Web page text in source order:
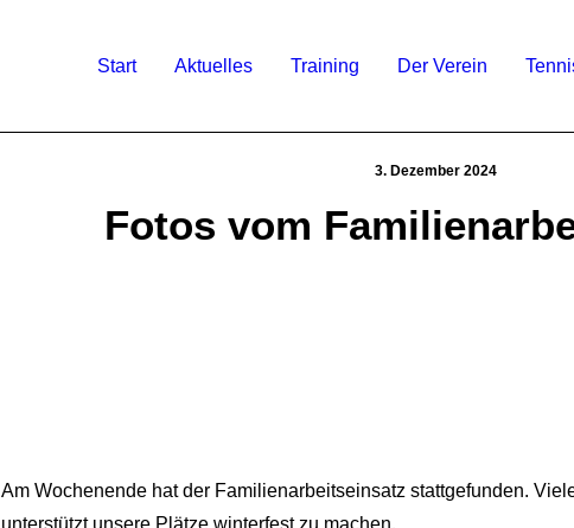
Start Aktuelles Training Der Verein
3. Dezember 2024
Fotos vom
Am Wochenende hat der Familienarbeitseinsatz stattgefunden.
unterstützt unsere Plätze winterfest zu machen.